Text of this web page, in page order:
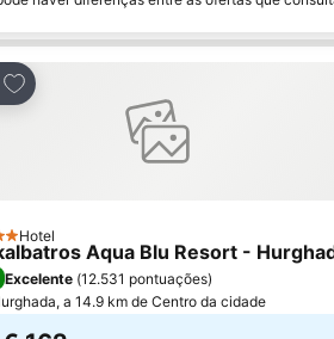
Adicionar aos favoritos
Hotel
Aqua Blu Resort -
Excelente (12.531 pontuações)
a 14.9 km de Centro da cidade